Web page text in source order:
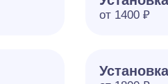
от 1400 ₽